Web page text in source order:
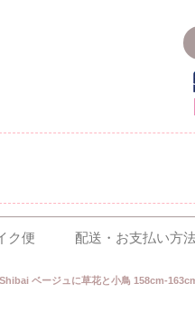
ク便 配送・お支払い方
ベージュに草花と小鳥 158cm-